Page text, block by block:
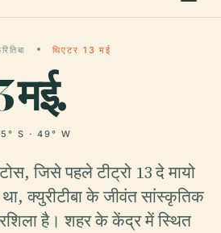
थिएटर 13 मई
मई.
S · 49° W
जिसे पहले टीट्रो 13 दे मायो
क्युरीटीबा के जीवंत सांस्कृतिक
है। शहर के केंद्र में स्थित